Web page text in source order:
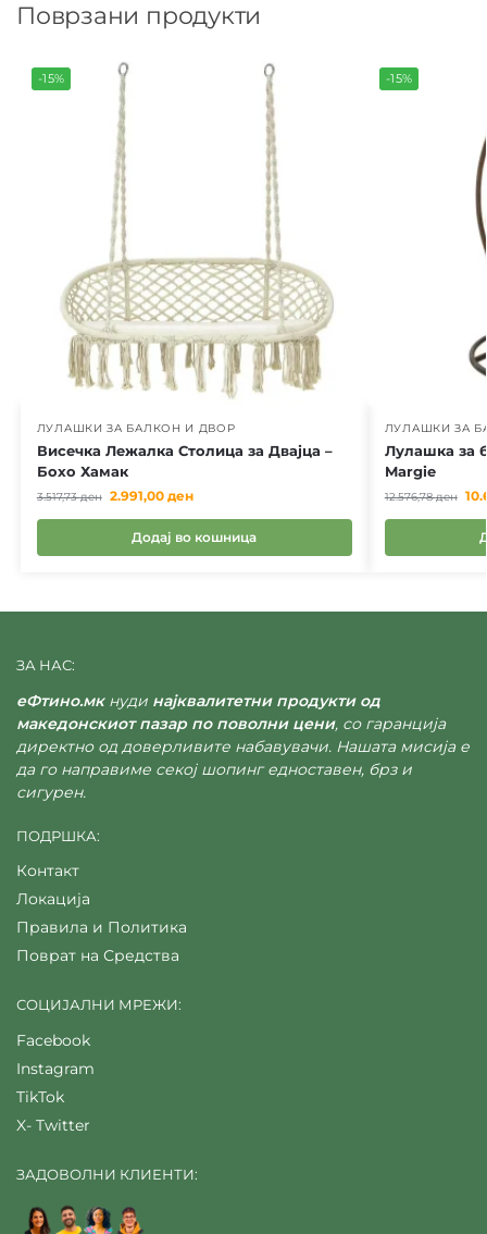
Поврзани продукти
-15%
ЛУЛАШКИ ЗА БАЛКОН И ДВОР
Висечка Лежалка Столица за Двајца –
Бохо Хамак
3.517,73ден 2.991,00 ден
Додај во кошница
-15%
ЛУЛАШКИ ЗА
Лулашка за
Margie
12.576,78ден
ЗА НАС:
еФтино.мкнуди најквалитетни продукти од
македонскиот пазар по поволни цени, со гаранција
директно од доверливите набавувачи. Нашата мисија е
да го направиме секој шопинг едноставен, брз и
сигурен.
ПОДРШКА:
Контакт
Локација
Правила и Политика
Поврат на Средства
СОЦИЈАЛНИ МРЕЖИ:
Facebook
Instagram
TikTok
X- Twitter
ЗАДОВОЛНИ КЛИЕНТИ: